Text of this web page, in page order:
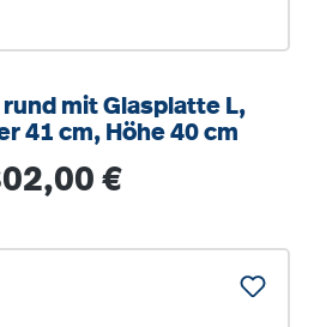
mit Glasplatte L,
41 cm, Höhe 40 cm
Preis:
€